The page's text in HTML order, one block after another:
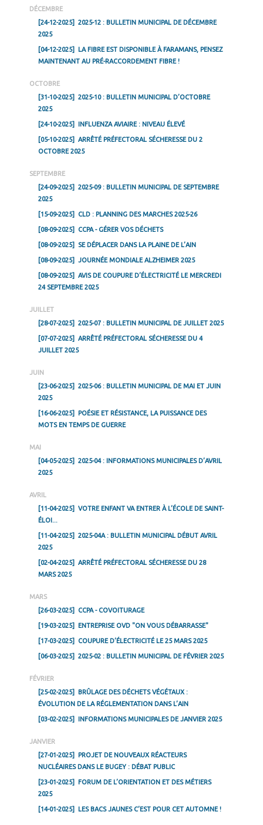
DÉCEMBRE
[24-12-2025]
2025-12 : BULLETIN MUNICIPAL DE DÉCEMBRE
2025
[04-12-2025]
LA FIBRE EST DISPONIBLE À FARAMANS, PENSEZ
MAINTENANT AU PRÉ-RACCORDEMENT FIBRE !
OCTOBRE
[31-10-2025]
2025-10 : BULLETIN MUNICIPAL D’OCTOBRE
2025
[24-10-2025] INFLUENZA AVIAIRE : NIVEAU ÉLEVÉ
[05-10-2025]
ARRÊTÉ PRÉFECTORAL SÉCHERESSE DU 2
OCTOBRE 2025
SEPTEMBRE
[24-09-2025]
2025-09 : BULLETIN MUNICIPAL DE SEPTEMBRE
2025
[15-09-2025] CLD : PLANNING DES MARCHES 2025-26
[08-09-2025] CCPA - GÉRER VOS DÉCHETS
[08-09-2025] SE DÉPLACER DANS LA PLAINE DE L’AIN
[08-09-2025] JOURNÉE MONDIALE ALZHEIMER 2025
[08-09-2025]
AVIS DE COUPURE D’ÉLECTRICITÉ LE MERCREDI
24 SEPTEMBRE 2025
JUILLET
[28-07-2025]
2025-07 : BULLETIN MUNICIPAL DE JUILLET 2025
[07-07-2025]
ARRÊTÉ PRÉFECTORAL SÉCHERESSE DU 4
JUILLET 2025
JUIN
[23-06-2025]
2025-06 : BULLETIN MUNICIPAL DE MAI ET JUIN
2025
[16-06-2025]
POÉSIE ET RÉSISTANCE, LA PUISSANCE DES
MOTS EN TEMPS DE GUERRE
MAI
[04-05-2025]
2025-04 : INFORMATIONS MUNICIPALES D’AVRIL
2025
AVRIL
[11-04-2025]
VOTRE ENFANT VA ENTRER À L’ÉCOLE DE SAINT-
ÉLOI...
[11-04-2025]
2025-04A : BULLETIN MUNICIPAL DÉBUT AVRIL
2025
[02-04-2025]
ARRÊTÉ PRÉFECTORAL SÉCHERESSE DU 28
MARS 2025
MARS
[26-03-2025]
CCPA - COVOITURAGE
[19-03-2025] ENTREPRISE OVD "ON VOUS DÉBARRASSE"
[17-03-2025] COUPURE D’ÉLECTRICITÉ LE 25 MARS 2025
[06-03-2025] 2025-02 : BULLETIN MUNICIPAL DE FÉVRIER 2025
FÉVRIER
[25-02-2025]
BRÛLAGE DES DÉCHETS VÉGÉTAUX :
ÉVOLUTION DE LA RÉGLEMENTATION DANS L’AIN
[03-02-2025] INFORMATIONS MUNICIPALES DE JANVIER 2025
JANVIER
[27-01-2025]
PROJET DE NOUVEAUX RÉACTEURS
NUCLÉAIRES DANS LE BUGEY : DÉBAT PUBLIC
[23-01-2025]
FORUM DE L’ORIENTATION ET DES MÉTIERS
2025
[14-01-2025] LES BACS JAUNES C’EST POUR CET AUTOMNE !